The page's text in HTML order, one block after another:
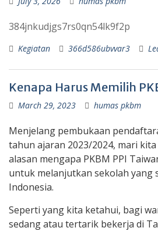
384jnkudjgs7rs0qn54lk9f2p
Kegiatan 366d586ubvvar3
Kenapa Harus Memilih
March 29, 2023 humas pkbm
Menjelang pembukaan
tahun ajaran 2023/2024, mari
alasan mengapa PKBM PPI
untuk melanjutkan sekolah yang
Indonesia.
Seperti yang kita ketahui, bagi
sedang atau tertarik bekerja di